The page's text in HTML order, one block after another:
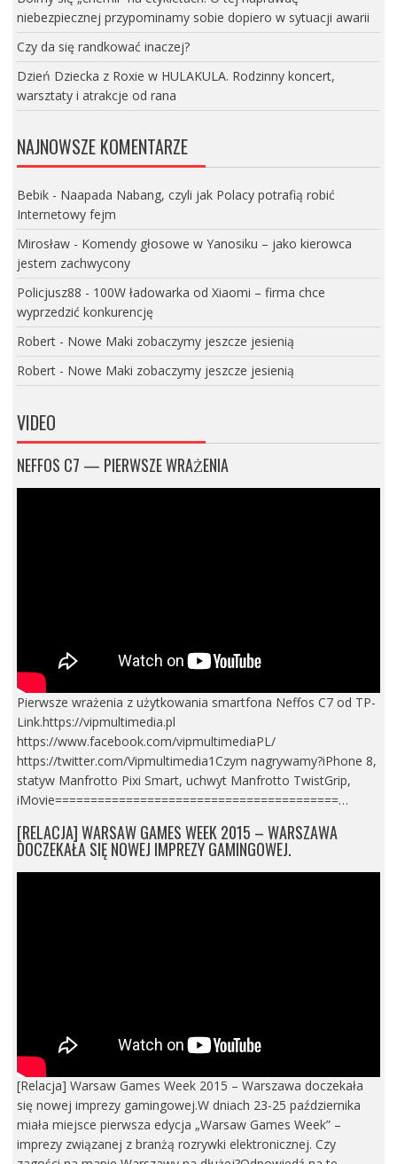
niebezpiecznej przypominamy sobie dopiero w sytuacji awarii
Czy da się randkować inaczej?
Dzień Dziecka z Roxie w HULAKULA. Rodzinny koncert,
warsztaty i atrakcje od rana
NAJNOWSZE KOMENTARZE
Bebik- Naapada Nabang, czyli jak Polacy potrafią robić
Internetowy fejm
Mirosław- Komendy głosowe w Yanosiku – jako kierowca
jestem zachwycony
Policjusz88 - 100W ładowarka od Xiaomi – firma chce
wyprzedzić konkurencję
Robert- Nowe Maki zobaczymy jeszcze jesienią
Robert- Nowe Maki zobaczymy jeszcze jesienią
VIDEO
NEFFOS C7 — PIERWSZE WRAŻENIA
Pierwsze wrażenia z użytkowania smartfona Neffos C7 od TP-
Link.https://vipmultimedia.pl
https://www.facebook.com/vipmultimediaPL/
https://twitter.com/Vipmultimedia1Czym nagrywamy?iPhone 8,
statyw Manfrotto Pixi Smart, uchwyt Manfrotto TwistGrip,
iMovie========================================…
[RELACJA] WARSAW GAMES WEEK 2015 – WARSZAWA
DOCZEKAŁA SIĘ NOWEJ IMPREZY GAMINGOWEJ.
[Relacja] Warsaw Games Week 2015 – Warszawa doczekała
się nowej imprezy gamingowej.W dniach 23-25 października
miała miejsce pierwsza edycja „Warsaw Games Week” –
imprezy związanej z branżą rozrywki elektronicznej. Czy